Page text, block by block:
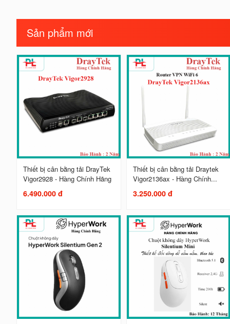
Sản phẩm mới
Thiết bị cân bằng tải DrayTek
Vigor2928 - Hàng Chính Hãng
6.490.000 đ
Thiết bị cân bằng tải Draytek
Vigor2136ax - Hàng Chính...
3.250.000 đ